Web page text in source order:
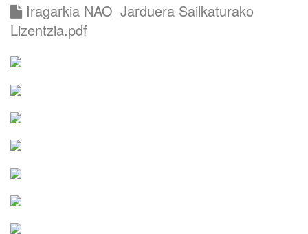
Iragarkia NAO_Jarduera Sailkaturako
Lizentzia.pdf